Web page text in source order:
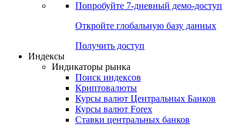
Попробуйте 7-дневный демо-доступ
Откройте глобальную базу данных
Получить доступ
Индексы
Индикаторы рынка
Поиск индексов
Криптовалюты
Курсы валют Центральных Банков
Курсы валют Forex
Ставки центральных банков